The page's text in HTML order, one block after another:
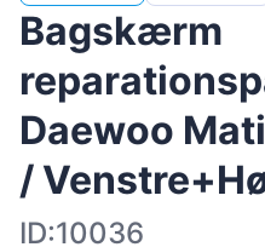
Bagskærm
Daewoo
/
ID:10036